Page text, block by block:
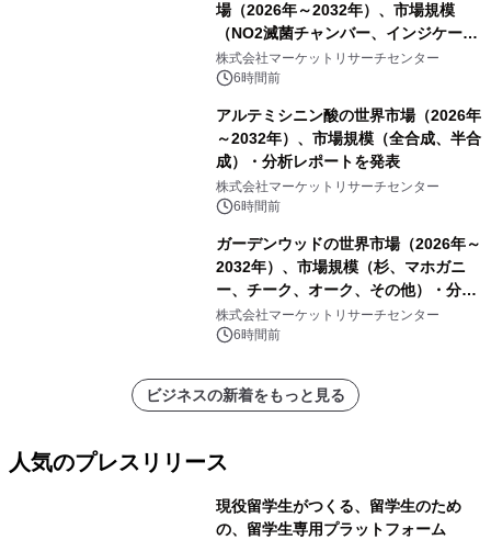
場（2026年～2032年）、市場規模
（NO2滅菌チャンバー、インジケータ
ーおよびモニタリングシステム、その
他）・分析レポートを発表
株式会社マーケットリサーチセンター
6時間前
アルテミシニン酸の世界市場（2026年
～2032年）、市場規模（全合成、半合
成）・分析レポートを発表
株式会社マーケットリサーチセンター
6時間前
ガーデンウッドの世界市場（2026年～
2032年）、市場規模（杉、マホガニ
ー、チーク、オーク、その他）・分析
レポートを発表
株式会社マーケットリサーチセンター
6時間前
ビジネスの新着をもっと見る
人気のプレスリリース
現役留学生がつくる、留学生のため
の、留学生専用プラットフォーム